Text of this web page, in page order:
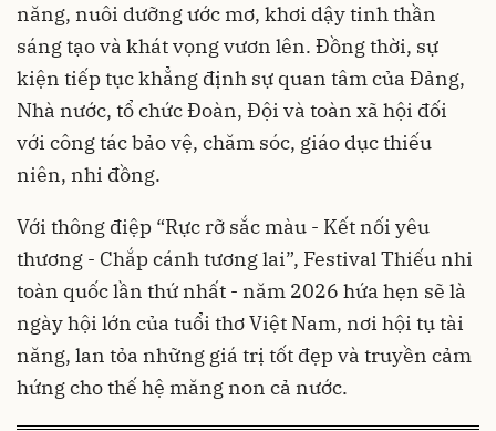
năng, nuôi dưỡng ước mơ, khơi dậy tinh thần
sáng tạo và khát vọng vươn lên. Đồng thời, sự
kiện tiếp tục khẳng định sự quan tâm của Đảng,
Nhà nước, tổ chức Đoàn, Đội và toàn xã hội đối
với công tác bảo vệ, chăm sóc, giáo dục thiếu
niên, nhi đồng.
Với thông điệp “Rực rỡ sắc màu - Kết nối yêu
thương - Chắp cánh tương lai”, Festival Thiếu nhi
toàn quốc lần thứ nhất - năm 2026 hứa hẹn sẽ là
ngày hội lớn của tuổi thơ Việt Nam, nơi hội tụ tài
năng, lan tỏa những giá trị tốt đẹp và truyền cảm
hứng cho thế hệ măng non cả nước.